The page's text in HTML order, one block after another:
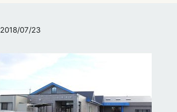
2018/07/23